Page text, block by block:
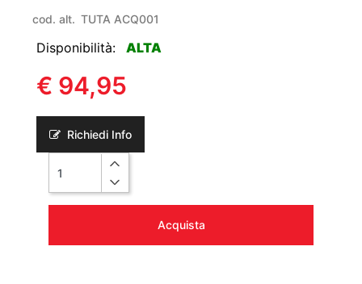
cod. alt. TUTA ACQ001
Disponibilità: ALTA
€ 94,95
Richiedi Info
Acquista